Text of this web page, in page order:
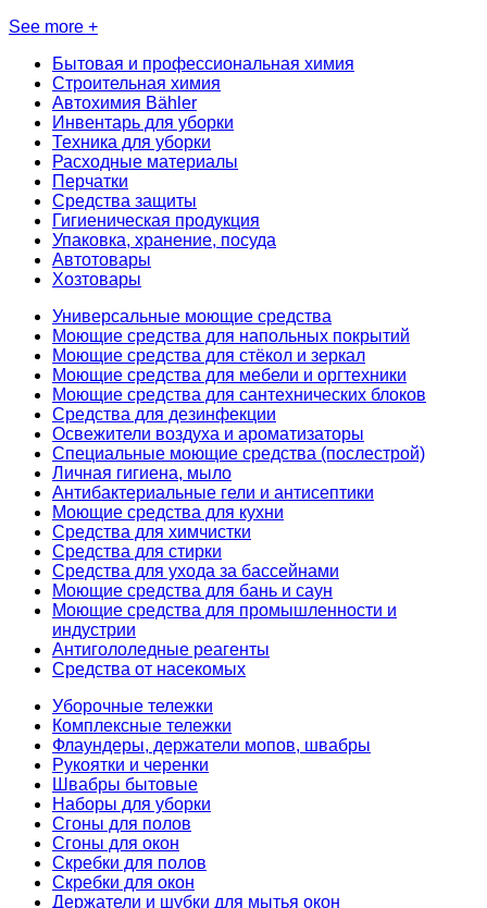
See more +
Бытовая и профессиональная химия
Строительная химия
Автохимия Bähler
Инвентарь для уборки
Техника для уборки
Расходные материалы
Перчатки
Средства защиты
Гигиеническая продукция
Упаковка, хранение, посуда
Автотовары
Хозтовары
Универсальные моющие средства
Моющие средства для напольных покрытий
Моющие средства для стёкол и зеркал
Моющие средства для мебели и оргтехники
Моющие средства для сантехнических блоков
Средства для дезинфекции
Освежители воздуха и ароматизаторы
Специальные моющие средства (послестрой)
Личная гигиена, мыло
Антибактериальные гели и антисептики
Моющие средства для кухни
Средства для химчистки
Средства для стирки
Средства для ухода за бассейнами
Моющие средства для бань и саун
Моющие средства для промышленности и
индустрии
Антигололедные реагенты
Средства от насекомых
Уборочные тележки
Комплексные тележки
Флаундеры, держатели мопов, швабры
Рукоятки и черенки
Швабры бытовые
Наборы для уборки
Сгоны для полов
Сгоны для окон
Скребки для полов
Скребки для окон
Держатели и шубки для мытья окон